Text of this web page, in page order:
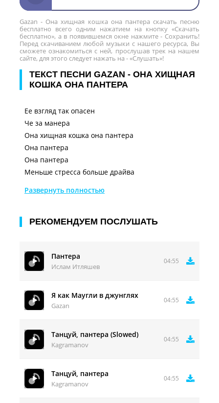
Gazan - Она хищная кошка она пантера скачать песню
бесплатно всего одним нажатием на кнопку «Скачать
бесплатно», а в появившемся окне нажмите - Сохранить!
Перед скачиванием любой музыки с нашего ресурса, Вы
сможете ознакомиться с ней, прослушав трек на нашем
сайте, для этого следует нажать на - «Слушать»!
ТЕКСТ ПЕСНИ GAZAN - ОНА ХИЩНАЯ
КОШКА ОНА ПАНТЕРА
Ее взгляд так опасен
Че за манера
Она хищная кошка она пантера
Она пантера
Она пантера
Меньше стресса больше драйва
Ты хотела только кайфа
Развернуть полностью
РЕКОМЕНДУЕМ ПОСЛУШАТЬ
Пантера
Ислам Итляшев
04:55
Я как Маугли в джунглях
Gazan
04:55
Танцуй, пантера (Slowed)
Kagramanov
04:55
Танцуй, пантера
Kagramanov
04:55